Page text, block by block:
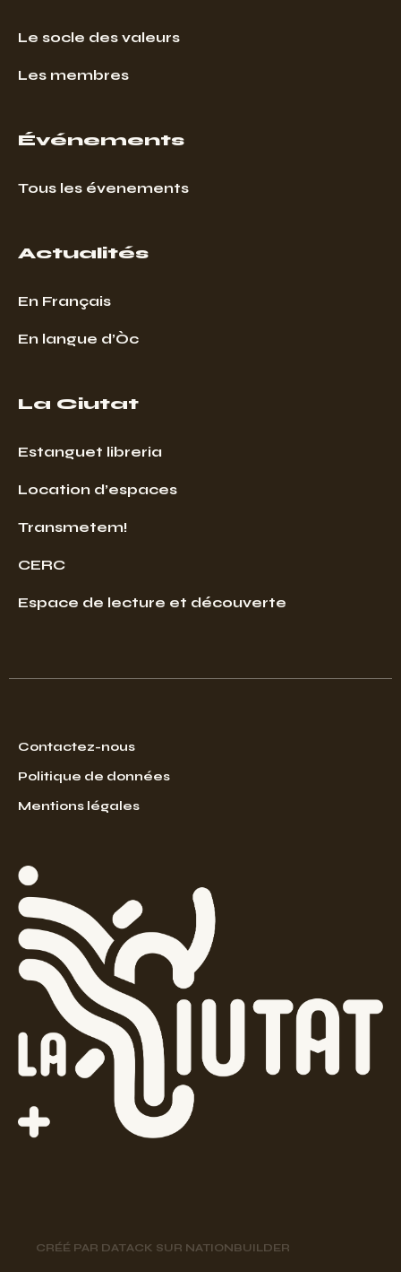
Le socle des valeurs
Les membres
Événements
Tous les évenements
Actualités
En Français
En langue d’Òc
La Ciutat
Estanguet libreria
Location d’espaces
Transmetem!
CERC
Espace de lecture et découverte
Contactez-nous
Politique de données
Mentions légales
CRÉÉ PAR DATACK SUR NATIONBUILDER